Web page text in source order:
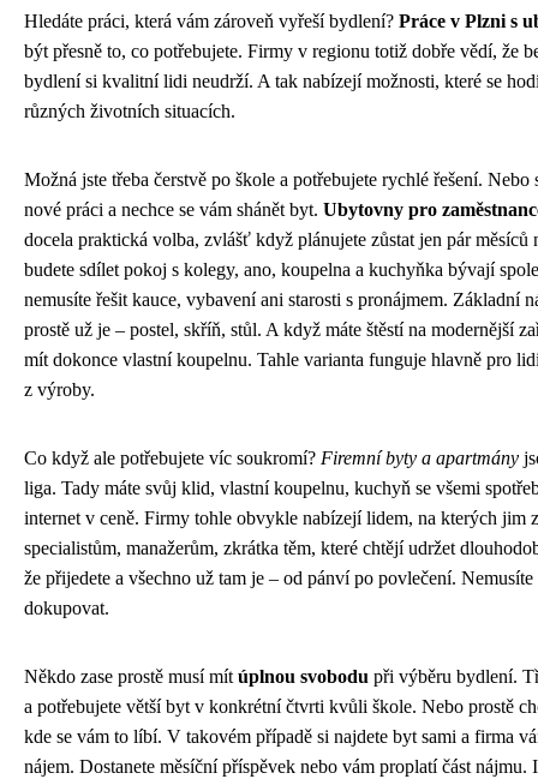
Hledáte práci, která vám zároveň vyřeší bydlení? Práce v Plzni s
být přesně to, co potřebujete. Firmy v regionu totiž dobře vědí, že
bydlení si kvalitní lidi neudrží. A tak nabízejí možnosti, které se
různých životních situacích.
Možná jste třeba čerstvě po škole a potřebujete rychlé řešení. Nebo
nové práci a nechce se vám shánět byt. Ubytovny pro
docela praktická volba, zvlášť když plánujete zůstat jen pár měsíců
budete sdílet pokoj s kolegy, ano, koupelna a kuchyňka bývají
nemusíte řešit kauce, vybavení ani starosti s pronájmem. Základní
prostě už je – postel, skříň, stůl. A když máte štěstí na modernější
mít dokonce vlastní koupelnu. Tahle varianta funguje hlavně pro
z výroby.
Co když ale potřebujete víc soukromí? Firemní byty a apartmány
liga. Tady máte svůj klid, vlastní koupelnu, kuchyň se všemi
internet v ceně. Firmy tohle obvykle nabízejí lidem, na kterých jim
specialistům, manažerům, zkrátka těm, které chtějí udržet
že přijedete a všechno už tam je – od pánví po povlečení.
dokupovat.
Někdo zase prostě musí mítúplnou svobodu při výběru bydlení.
a potřebujete větší byt v konkrétní čtvrti kvůli škole. Nebo prostě
kde se vám to líbí. V takovém případě si najdete byt sami a firma
nájem. Dostanete měsíční příspěvek nebo vám proplatí část nájmu.